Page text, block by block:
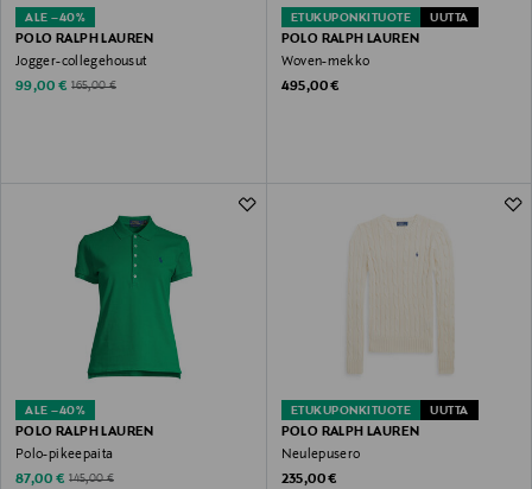
ALE –40%
POLO RALPH LAUREN
Jogger-collegehousut
Discounted Price
99,00 € Original Price
165,00 €
ETUKUPONKITUOTE UUTTA
POLO RALPH LAUREN
Woven-mekko
Original Price
495,00 €
ALE –40%
POLO RALPH LAUREN
Polo-pikeepaita
Discounted Price
87,00 € Original Price
145,00 €
ETUKUPONKITUOTE UUTTA
POLO RALPH LAUREN
Neulepusero
Original Price
235,00 €